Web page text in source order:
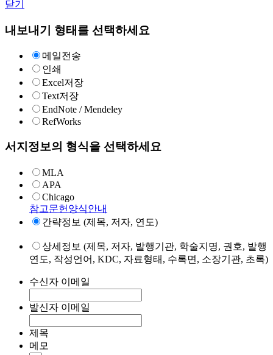
닫기
내보내기 형태를 선택하세요
메일전송
인쇄
Excel저장
Text저장
EndNote / Mendeley
RefWorks
서지정보의 형식을 선택하세요
MLA
APA
Chicago
참고문헌양식안내
간략정보 (제목, 저자, 연도)
상세정보 (제목, 저자, 발행기관, 학술지명, 권호, 발행
연도, 작성언어, KDC, 자료형태, 수록면, 소장기관, 초록)
수신자 이메일
발신자 이메일
제목
메모